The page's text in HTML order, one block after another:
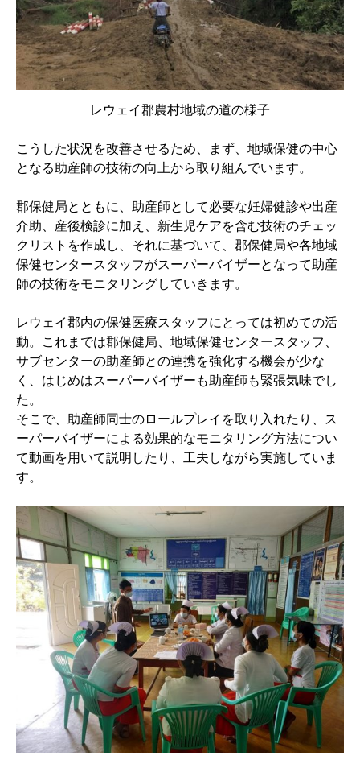
レウェイ郡農村地域の道の様子
こうした状況を改善させるため、まず、地域保健の中心
となる助産師の技術の向上から取り組んでいます。
郡保健局とともに、助産師として必要な妊婦健診や出産
介助、産後検診に加え、新生児ケアを含む技術のチェッ
クリストを作成し、それに基づいて、郡保健局や各地域
保健センタースタッフがスーパーバイザーとなって助産
師の技術をモニタリングしていきます。
レウェイ郡内の保健医療スタッフにとっては初めての活
動。これまでは郡保健局、地域保健センタースタッフ、
サブセンターの助産師との連携を強化する機会が少な
く、はじめはスーパーバイザーも助産師も緊張気味でし
た。
そこで、助産師同士のロールプレイを取り入れたり、ス
ーパーバイザーによる効果的なモニタリング方法につい
て動画を用いて説明したり、工夫しながら実施していま
す。